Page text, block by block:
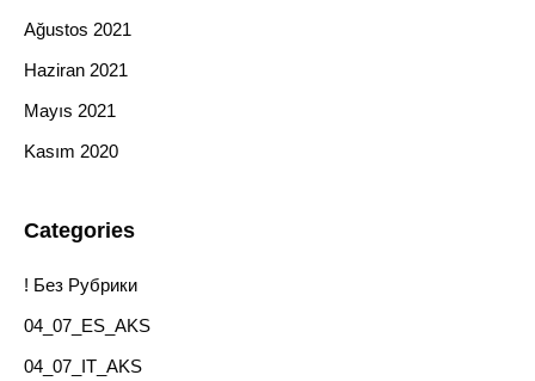
Ağustos 2021
Haziran 2021
Mayıs 2021
Kasım 2020
Categories
! Без Рубрики
04_07_ES_AKS
04_07_IT_AKS